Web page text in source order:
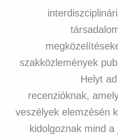
szakközlemények
Helyt
recenzióknak,
veszélyek elemzésén
kidolgoznak mind